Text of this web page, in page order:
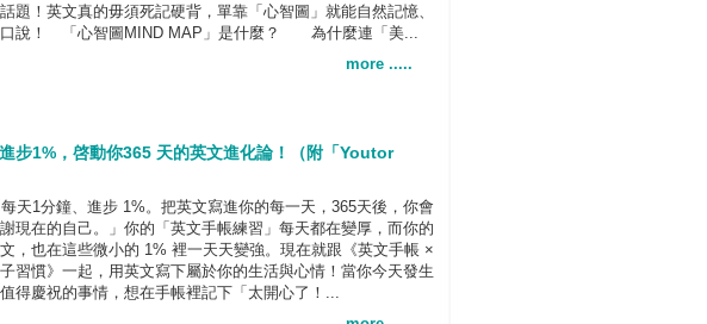
題！英文真的毋須死記硬背，單靠「心智圖」就能自然記憶、
說！ 「心智圖MIND MAP」是什麼？ 為什麼連「美...
more .....
步1%，啓動你365 天的英文進化論！（附「Youtor
每天1分鐘、進步 1%。把英文寫進你的每一天，365天後，你會
現在的自己。」你的「英文手帳練習」每天都在變厚，而你的
，也在這些微小的 1% 裡一天天變強。現在就跟《英文手帳 ×
習慣》一起，用英文寫下屬於你的生活與心情！當你今天發生
得慶祝的事情，想在手帳裡記下「太開心了！...